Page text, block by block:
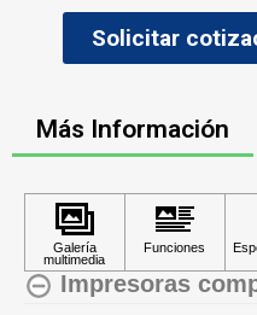
Solicitar
Más Información
Impresoras